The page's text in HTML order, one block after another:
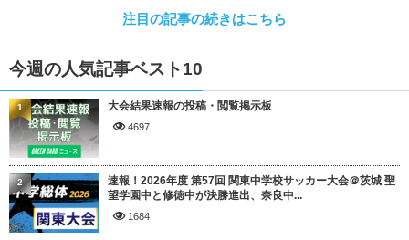
注目の記事の続きはこちら
今週の人気記事ベスト10
大会結果速報の投稿・閲覧掲示板
4697
1
速報！2026年度 第57回 関東中学校サッカー大会＠茨城 聖
望学園中と修徳中が決勝進出、奈良中...
1684
2